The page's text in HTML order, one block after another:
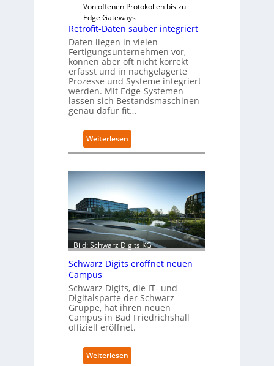
Von offenen Protokollen bis zu
Edge Gateways
Retrofit-Daten sauber integriert
Daten liegen in vielen
Fertigungsunternehmen vor,
können aber oft nicht korrekt
erfasst und in nachgelagerte
Prozesse und Systeme integriert
werden. Mit Edge-Systemen
lassen sich Bestandsmaschinen
genau dafür fit…
Weiterlesen:
R
t
r
o
f
i
t
-
D
t
n
s
a
u
e
r
Bild: Schwarz Digits KG
Schwarz Digits eröffnet neuen
Campus
Schwarz Digits, die IT- und
Digitalsparte der Schwarz
Gruppe, hat ihren neuen
Campus in Bad Friedrichshall
offiziell eröffnet.
Weiterlesen: